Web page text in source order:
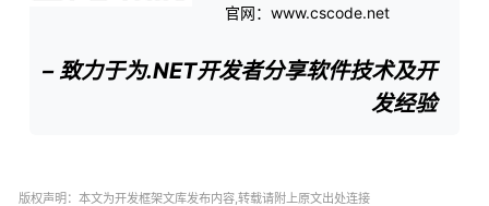
官网：www.cscode.net
– 致力于为.NET开发者分享软件技术及开
发经验
版权声明：本文为开发框架文库发布内容,转载请附上原文出处连接